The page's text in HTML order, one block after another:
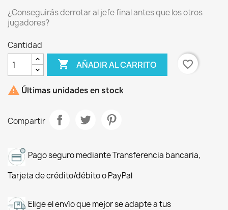
¿Conseguirás derrotar al jefe final antes que los otros
jugadores?
Cantidad
 AÑADIR AL CARRITO favorite_border
 Últimas unidades en stock
Compartir
Pago seguro mediante Transferencia bancaria,
Tarjeta de crédito/débito o PayPal
Elige el envío que mejor se adapte a tus